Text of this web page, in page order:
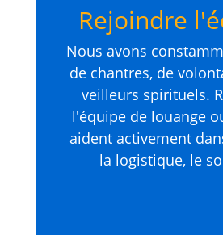
Rejoindre
Nous avons
de chantres, de
veilleurs spirituels.
l'équipe de louange
aident activement
la logistique, le